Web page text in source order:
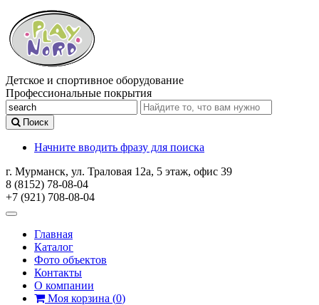
Детское и спортивное оборудование
Профессиональные покрытия
Поиск
Начните вводить фразу для поиска
г. Мурманск, ул. Траловая 12а, 5 этаж, офис 39
8 (8152) 78-08-04
+7 (921) 708-08-04
Главная
Каталог
Фото объектов
Контакты
О компании
Моя корзина (0)